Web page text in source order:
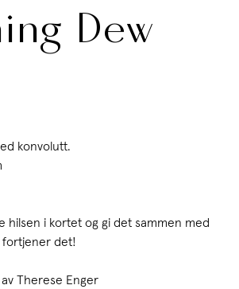
Dew
konvolutt.
hilsen i kortet og gi det sammen med
fortjener det!
Therese Enger